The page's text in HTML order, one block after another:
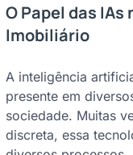
O Papel das IAs
Imobiliário
A inteligência
presente em
sociedade. Muitas
discreta, essa